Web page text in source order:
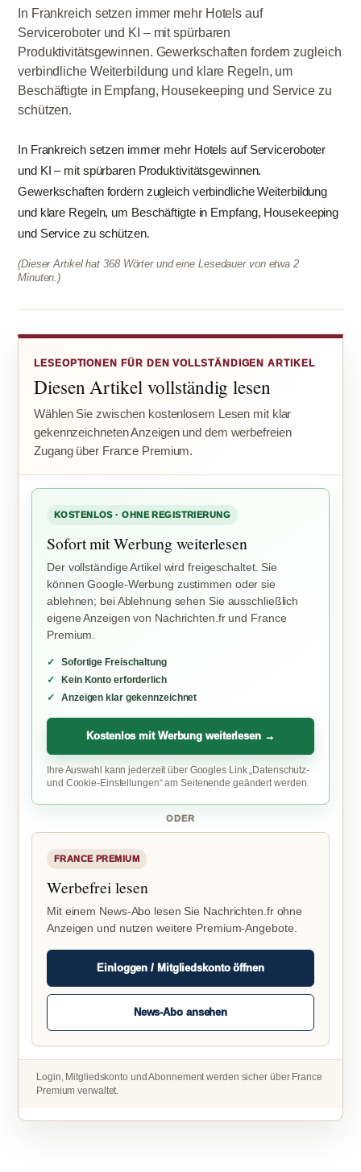
In Frankreich setzen immer mehr Hotels auf
Serviceroboter und KI – mit spürbaren
Produktivitätsgewinnen. Gewerkschaften fordern zugleich
verbindliche Weiterbildung und klare Regeln, um
Beschäftigte in Empfang, Housekeeping und Service zu
schützen.
In Frankreich setzen immer mehr Hotels auf Serviceroboter
und KI – mit spürbaren Produktivitätsgewinnen.
Gewerkschaften fordern zugleich verbindliche Weiterbildung
und klare Regeln, um Beschäftigte in Empfang, Housekeeping
und Service zu schützen.
(Dieser Artikel hat 368 Wörter und eine Lesedauer von etwa 2
Minuten.)
LESEOPTIONEN FÜR DEN VOLLSTÄNDIGEN ARTIKEL
Diesen Artikel vollständig lesen
Wählen Sie zwischen kostenlosem Lesen mit klar
gekennzeichneten Anzeigen und dem werbefreien
Zugang über France Premium.
KOSTENLOS · OHNE REGISTRIERUNG
Sofort mit Werbung weiterlesen
Der vollständige Artikel wird freigeschaltet. Sie
können Google-Werbung zustimmen oder sie
ablehnen; bei Ablehnung sehen Sie ausschließlich
eigene Anzeigen von Nachrichten.fr und France
Premium.
Sofortige Freischaltung
Kein Konto erforderlich
Anzeigen klar gekennzeichnet
Kostenlos mit Werbung weiterlesen →
Ihre Auswahl kann jederzeit über Googles Link „Datenschutz-
und Cookie-Einstellungen“ am Seitenende geändert werden.
ODER
FRANCE PREMIUM
Werbefrei lesen
Mit einem News-Abo lesen Sie Nachrichten.fr ohne
Anzeigen und nutzen weitere Premium-Angebote.
Einloggen / Mitgliedskonto öffnen
News-Abo ansehen
Login, Mitgliedskonto und Abonnement werden sicher über France
Premium verwaltet.